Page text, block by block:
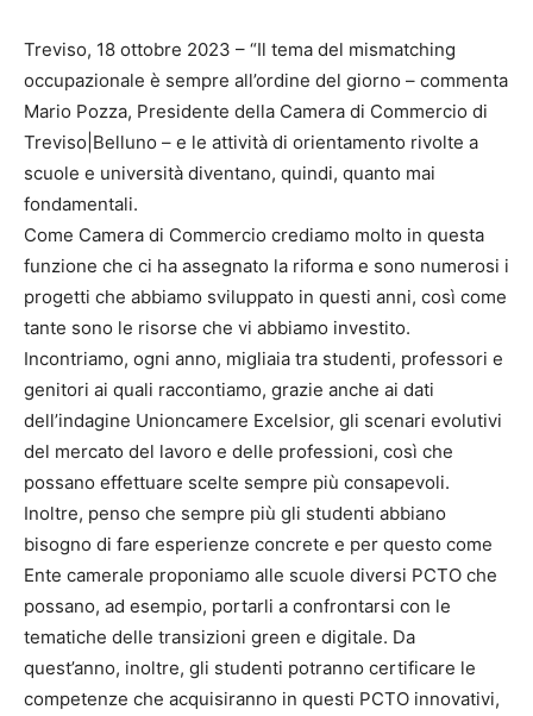
Treviso, 18 ottobre 2023 – “Il tema del mismatching
occupazionale è sempre all’ordine del giorno – commenta
Mario Pozza, Presidente della Camera di Commercio di
Treviso|Belluno – e le attività di orientamento rivolte a
scuole e università diventano, quindi, quanto mai
fondamentali.
Come Camera di Commercio crediamo molto in questa
funzione che ci ha assegnato la riforma e sono numerosi i
progetti che abbiamo sviluppato in questi anni, così come
tante sono le risorse che vi abbiamo investito.
Incontriamo, ogni anno, migliaia tra studenti, professori e
genitori ai quali raccontiamo, grazie anche ai dati
dell’indagine Unioncamere Excelsior, gli scenari evolutivi
del mercato del lavoro e delle professioni, così che
possano effettuare scelte sempre più consapevoli.
Inoltre, penso che sempre più gli studenti abbiano
bisogno di fare esperienze concrete e per questo come
Ente camerale proponiamo alle scuole diversi PCTO che
possano, ad esempio, portarli a confrontarsi con le
tematiche delle transizioni green e digitale. Da
quest’anno, inoltre, gli studenti potranno certificare le
competenze che acquisiranno in questi PCTO innovativi,